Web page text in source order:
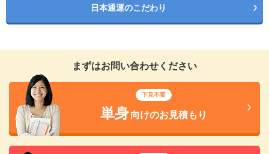
日本通運のこだわり
まずはお問い合わせください
下見不要
単身向けのお見積もり